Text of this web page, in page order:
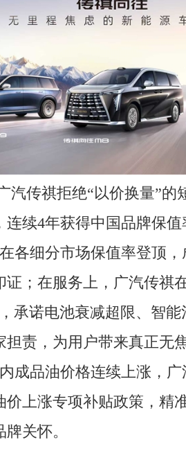
汽传祺拒绝“以价换量”的
连续4年获得中国品牌保值
各细分市场保值率登顶
证；在服务上，广汽传祺
承诺电池衰减超限、智
担责，为用户带来真正无
成品油价格连续上涨，
价上涨专项补贴政策，精
关怀。